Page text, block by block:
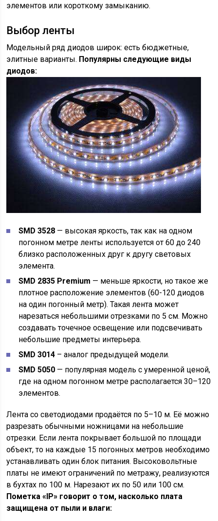
элементов или короткому замыканию.
Выбор ленты
Модельный ряд диодов широк: есть бюджетные,
элитные варианты. Популярны следующие виды
диодов:
SMD 3528 — высокая яркость, так как на одном
погонном метре ленты используется от 60 до 240
близко расположенных друг к другу световых
элемента.
SMD 2835 Premium — меньше яркости, но такое же
плотное расположение элементов (60-120 диодов
на один погонный метр). Такая лента может
нарезаться небольшими отрезками по 5 см. Можно
создавать точечное освещение или подсвечивать
небольшие предметы интерьера.
SMD 3014 – аналог предыдущей модели.
SMD 5050 — популярная модель с умеренной ценой,
где на одном погонном метре располагается 30–120
элементов.
Лента со светодиодами продаётся по 5–10 м. Её можно
разрезать обычными ножницами на небольшие
отрезки. Если лента покрывает большой по площади
объект, то на каждые 15 погонных метров необходимо
устанавливать один блок питания. Высоковольтные
платы не имеют ограничений по метражу, реализуются
в бухтах по 100 м. Нарезают их по 50 или 100 см.
Пометка «IP» говорит о том, насколько плата
защищена от пыли и влаги: